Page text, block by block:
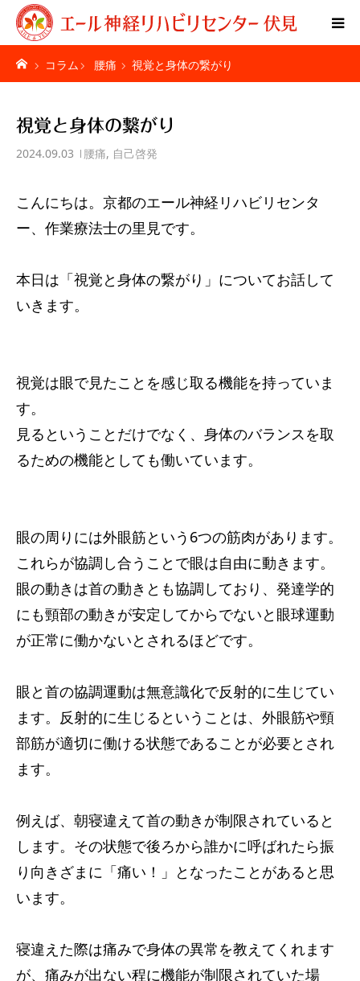
コラム 腰痛 視覚と身体の繋がり
視覚と身体の繋がり
2024.09.03 腰痛, 自己啓発
こんにちは。京都のエール神経リハビリセンタ
ー、作業療法士の里見です。
本日は「視覚と身体の繋がり」についてお話して
いきます。
視覚は眼で見たことを感じ取る機能を持っていま
す。
見るということだけでなく、身体のバランスを取
るための機能としても働いています。
眼の周りには外眼筋という6つの筋肉があります。
これらが協調し合うことで眼は自由に動きます。
眼の動きは首の動きとも協調しており、発達学的
にも頸部の動きが安定してからでないと眼球運動
が正常に働かないとされるほどです。
眼と首の協調運動は無意識化で反射的に生じてい
ます。反射的に生じるということは、外眼筋や頸
部筋が適切に働ける状態であることが必要とされ
ます。
例えば、朝寝違えて首の動きが制限されていると
します。その状態で後ろから誰かに呼ばれたら振
り向きざまに「痛い！」となったことがあると思
います。
寝違えた際は痛みで身体の異常を教えてくれます
が、痛みが出ない程に機能が制限されていた場
Home
特別リハビリ体験
ご利用者様の声
疾患別ページ
お問い合わせ
サービス内容
アクセス